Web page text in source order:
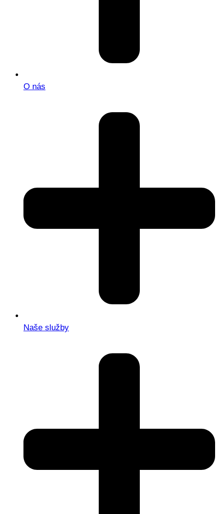
O nás
Naše služby